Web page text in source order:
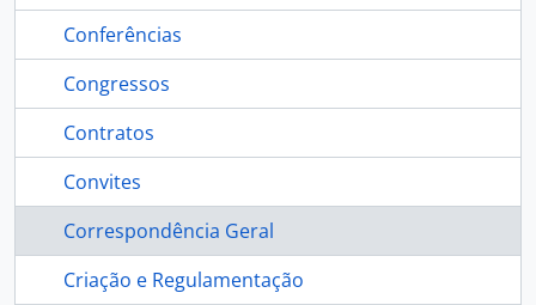
Conferências
Congressos
Contratos
Convites
Correspondência Geral
Criação e Regulamentação